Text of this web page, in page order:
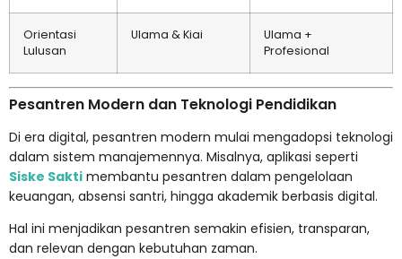
Orientasi
Lulusan
Ulama & Kiai
Ulama +
Profesional
Pesantren Modern dan Teknologi Pendidikan
Di era digital, pesantren modern mulai mengadopsi teknologi
dalam sistem manajemennya. Misalnya, aplikasi seperti
Siske Sakti membantu pesantren dalam pengelolaan
keuangan, absensi santri, hingga akademik berbasis digital.
Hal ini menjadikan pesantren semakin efisien, transparan,
dan relevan dengan kebutuhan zaman.